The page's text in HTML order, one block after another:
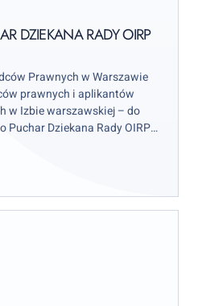
DZIEKANA RADY OIRP
Prawnych w Warszawie
prawnych i aplikantów
w Izbie warszawskiej – do
Puchar Dziekana Rady OIRP
przy czym